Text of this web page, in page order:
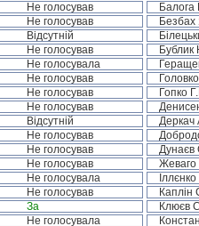
Не голосував Балога
Не голосував
Відсутній
Не голосував
Не голосувала
Не голосував
Не голосував Гопко
Не голосував
Відсутній Деркач
Не голосував
Не голосував Дунаєв
Не голосував Жеваго
Не голосувала
Не голосував Каплін
За Клюєв
Не голосувала